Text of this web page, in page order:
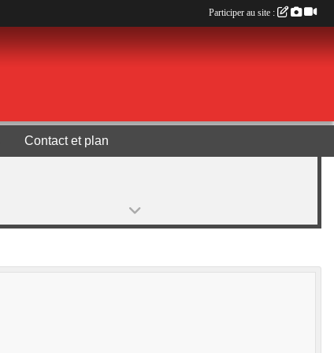
Contact et plan
Participer au site :